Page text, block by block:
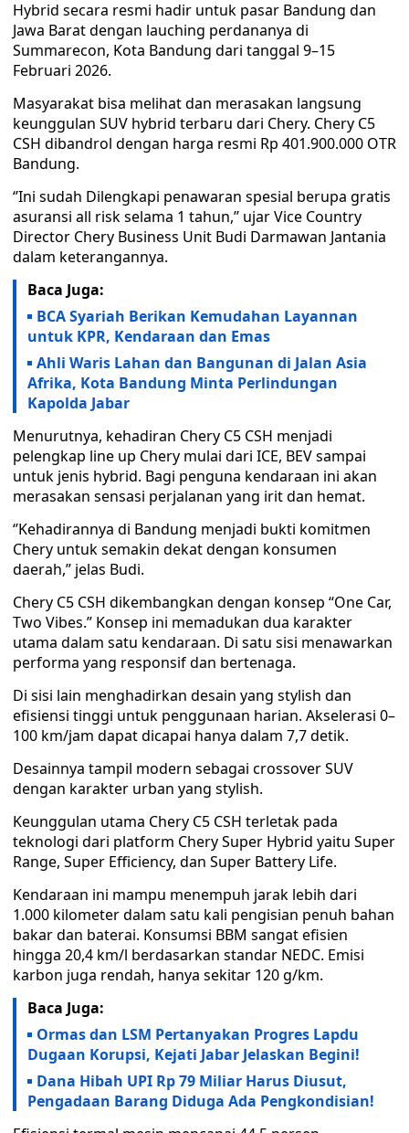
Hybrid secara resmi hadir untuk pasar Bandung dan
Jawa Barat dengan lauching perdananya di
Summarecon, Kota Bandung dari tanggal 9–15
Februari 2026.
Masyarakat bisa melihat dan merasakan langsung
keunggulan SUV hybrid terbaru dari Chery. Chery C5
CSH dibandrol dengan harga resmi Rp 401.900.000 OTR
Bandung.
‘’Ini sudah Dilengkapi penawaran spesial berupa gratis
asuransi all risk selama 1 tahun,’’ ujar Vice Country
Director Chery Business Unit Budi Darmawan Jantania
dalam keterangannya.
Baca Juga:
BCA Syariah Berikan Kemudahan Layannan
untuk KPR, Kendaraan dan Emas
Ahli Waris Lahan dan Bangunan di Jalan Asia
Afrika, Kota Bandung Minta Perlindungan
Kapolda Jabar
Menurutnya, kehadiran Chery C5 CSH menjadi
pelengkap line up Chery mulai dari ICE, BEV sampai
untuk jenis hybrid. Bagi penguna kendaraan ini akan
merasakan sensasi perjalanan yang irit dan hemat.
‘’Kehadirannya di Bandung menjadi bukti komitmen
Chery untuk semakin dekat dengan konsumen
daerah,” jelas Budi.
Chery C5 CSH dikembangkan dengan konsep “One Car,
Two Vibes.” Konsep ini memadukan dua karakter
utama dalam satu kendaraan. Di satu sisi menawarkan
performa yang responsif dan bertenaga.
Di sisi lain menghadirkan desain yang stylish dan
efisiensi tinggi untuk penggunaan harian. Akselerasi 0–
100 km/jam dapat dicapai hanya dalam 7,7 detik.
Desainnya tampil modern sebagai crossover SUV
dengan karakter urban yang stylish.
Keunggulan utama Chery C5 CSH terletak pada
teknologi dari platform Chery Super Hybrid yaitu Super
Range, Super Efficiency, dan Super Battery Life.
Kendaraan ini mampu menempuh jarak lebih dari
1.000 kilometer dalam satu kali pengisian penuh bahan
bakar dan baterai. Konsumsi BBM sangat efisien
hingga 20,4 km/l berdasarkan standar NEDC. Emisi
karbon juga rendah, hanya sekitar 120 g/km.
Baca Juga:
Ormas dan LSM Pertanyakan Progres Lapdu
Dugaan Korupsi, Kejati Jabar Jelaskan Begini!
Dana Hibah UPI Rp 79 Miliar Harus Diusut,
Pengadaan Barang Diduga Ada Pengkondisian!